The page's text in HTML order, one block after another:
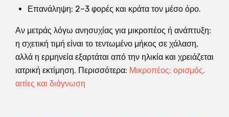
Επανάληψη: 2–3 φορές και κράτα τον μέσο όρο.
Αν μετράς λόγω ανησυχίας για μικροπέος ή ανάπτυξη:
η σχετική τιμή είναι το τεντωμένο μήκος σε χάλαση,
αλλά η ερμηνεία εξαρτάται από την ηλικία και χρειάζεται
ιατρική εκτίμηση. Περισσότερα: Μικροπέος: ορισμός,
αιτίες και διάγνωση